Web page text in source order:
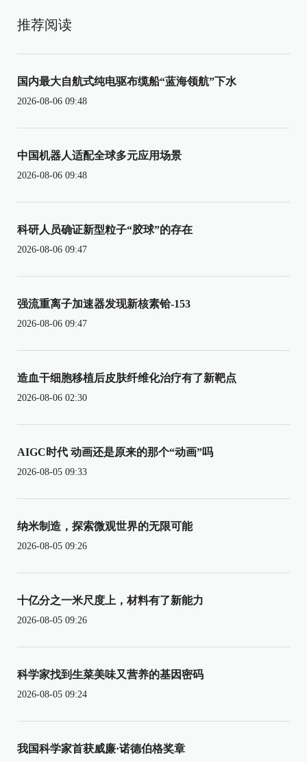
推荐阅读
国内最大自航式纯电驱布缆船“蓝海领航”下水
2026-08-06 09:48
中国机器人适配全球多元应用场景
2026-08-06 09:48
科研人员确证新型粒子“胶球”的存在
2026-08-06 09:47
强流重离子加速器发现新核素铪-153
2026-08-06 09:47
造血干细胞移植后皮肤纤维化治疗有了新靶点
2026-08-06 02:30
AIGC时代 动画还是原来的那个“动画”吗
2026-08-05 09:33
纳米制造，探索微观世界的无限可能
2026-08-05 09:26
十亿分之一米尺度上，材料有了新能力
2026-08-05 09:26
科学家找到生菜美味又营养的基因密码
2026-08-05 09:24
我国科学家首获威廉·诺德伯格奖章